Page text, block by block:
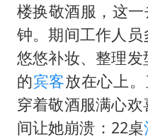
楼换敬酒服，这一
钟。期间工作人
悠悠补妆、整理
的宾客放在心上
穿着敬酒服满心
间让她崩溃：22桌